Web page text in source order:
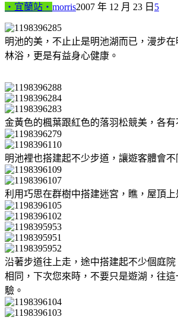
‧宜蘭站‧ morris2007 年 12 月 23 日 5
明池的美，不止止是明池湖而已，漫步
林浴，更是有益身心健康。
金黃色的楓葉跟紅色的落羽松競美，各有
明池裡也搭建起不少步道，讓遊客體會不
利用巧思在群樹中搭建迷宮，瞧，屋頂上
沿著步道往上走，途中搭建起不少個庭
相同，下次您來時，不要只是遊湖，往
驗。